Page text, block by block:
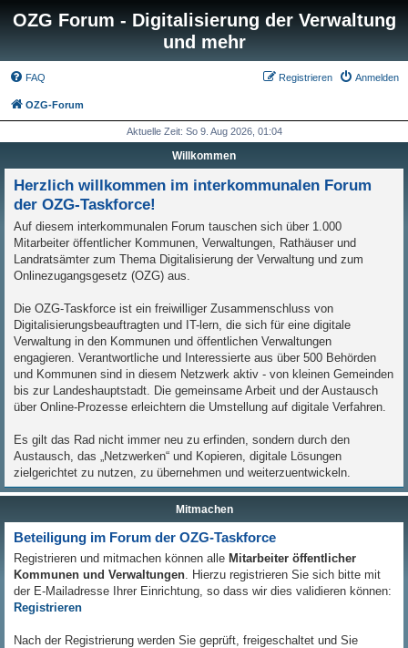
OZG Forum - Digitalisierung der Verwaltung
und mehr
FAQ Anmelden
Registrieren
OZG-Forum
Aktuelle Zeit: So 9. Aug 2026, 01:04
Willkommen
Herzlich willkommen im interkommunalen Forum
der OZG-Taskforce!
Auf diesem interkommunalen Forum tauschen sich über 1.000
Mitarbeiter öffentlicher Kommunen, Verwaltungen, Rathäuser und
Landratsämter zum Thema Digitalisierung der Verwaltung und zum
Onlinezugangsgesetz (OZG) aus.
Die OZG-Taskforce ist ein freiwilliger Zusammenschluss von
Digitalisierungsbeauftragten und IT-lern, die sich für eine digitale
Verwaltung in den Kommunen und öffentlichen Verwaltungen
engagieren. Verantwortliche und Interessierte aus über 500 Behörden
und Kommunen sind in diesem Netzwerk aktiv - von kleinen Gemeinden
bis zur Landeshauptstadt. Die gemeinsame Arbeit und der Austausch
über Online-Prozesse erleichtern die Umstellung auf digitale Verfahren.
Es gilt das Rad nicht immer neu zu erfinden, sondern durch den
Austausch, das „Netzwerken“ und Kopieren, digitale Lösungen
zielgerichtet zu nutzen, zu übernehmen und weiterzuentwickeln.
Mitmachen
Beteiligung im Forum der OZG-Taskforce
Registrieren und mitmachen können alle Mitarbeiter öffentlicher
Kommunen und Verwaltungen . Hierzu registrieren Sie sich bitte mit
der E-Mailadresse Ihrer Einrichtung, so dass wir dies validieren können:
Registrieren
Nach der Registrierung werden Sie geprüft, freigeschaltet und Sie